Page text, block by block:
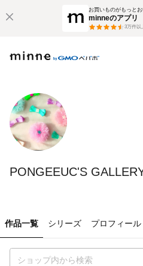
お買いものがもっと
minneのアプリ
3万件以
PONGEEUC'S
作品一覧 シリーズ プロフィール